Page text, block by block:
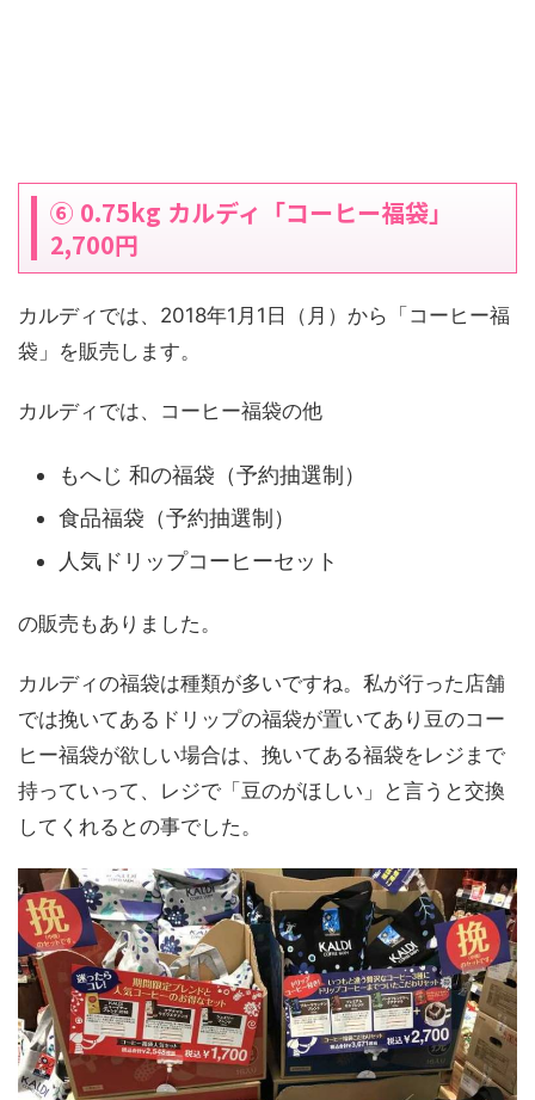
⑥ 0.75kg カルディ「コーヒー福袋」
2,700円
カルディでは、2018年1月1日（月）から「コーヒー福
袋」を販売します。
カルディでは、コーヒー福袋の他
もへじ 和の福袋（予約抽選制）
食品福袋（予約抽選制）
人気ドリップコーヒーセット
の販売もありました。
カルディの福袋は種類が多いですね。私が行った店舗
では挽いてあるドリップの福袋が置いてあり豆のコー
ヒー福袋が欲しい場合は、挽いてある福袋をレジまで
持っていって、レジで「豆のがほしい」と言うと交換
してくれるとの事でした。